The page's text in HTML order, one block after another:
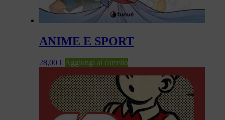
ANIME E SPORT
28,00 € Aggiungi al carrello